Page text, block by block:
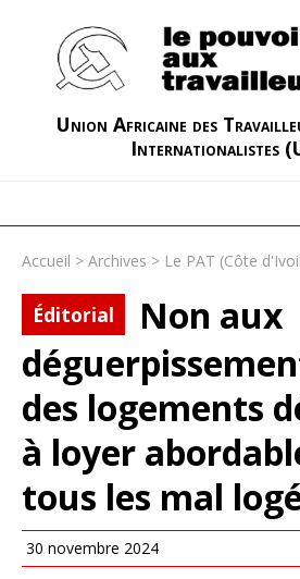
Union Africaine des
Internationalistes
Accueil > Archives > Le PAT (Côte
Éditorial
Non aux
des logements
à loyer
tous les mal
30 novembre 2024